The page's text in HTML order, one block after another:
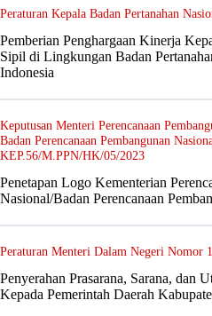
Peraturan Kepala Badan Pertanahan
Pemberian Penghargaan Kinerja
Sipil di Lingkungan Badan
Indonesia
Keputusan Menteri Perencanaan
Badan Perencanaan Pembangunan
KEP.56/M.PPN/HK/05/2023
Penetapan Logo Kementerian
Nasional/Badan Perencanaan
Peraturan Menteri Dalam Negeri Nomor
Penyerahan Prasarana, Sarana, dan
Kepada Pemerintah Daerah